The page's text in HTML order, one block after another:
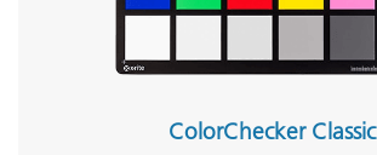
ColorChecker Classic